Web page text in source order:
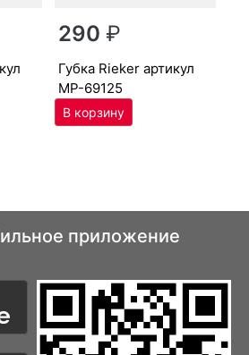
290₽
губ­ка Ri­eker артикул
MP-69125
приложение